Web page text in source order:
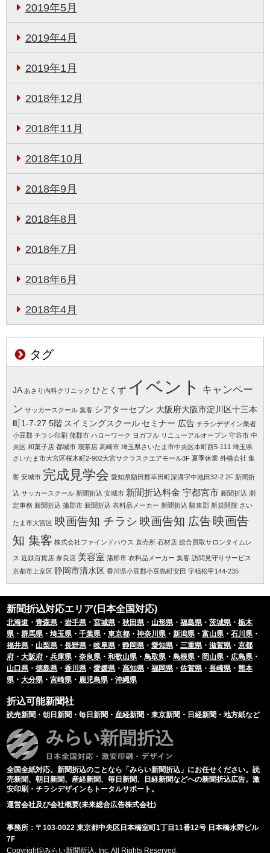
2019年5月
2019年4月
2019年1月
2018年12月
2018年11月
2018年10月
2018年9月
2018年8月
2018年7月
2018年6月
2018年4月
タグ
JA あさり内科クリニック ひとくず イベント
キャンペー
ン サッカースクール 集客 シアターセブン 大阪府大阪市淀川区十三本
町1-7-27 5階 スイミングスクール セミナー 広告 チラシデザイン業者
小豆郡 チラシ印刷 蒲郡市 ハローワーク ヨガフル リニューアルオープン 守谷市 中
央区 和菓子店 都城市 喫茶店 高崎市 埼玉県さいたま市中央区本町西5-111 埼玉県
さいたま市大宮区桜木町2-902大宮サクラスクエアモール3F 夏季休業 外構会社 集
客 安城市 完成見学会 愛知県額田郡幸田町深溝字中池田32-2 2F 新聞折
込 サッカースクール 新聞折込 安城市 新聞折込料金 宇都宮市 新聞折込 測
定事務 新聞折込 蒲郡市 新聞折込 衣料品メーカー 新聞折込 駿東郡 新規開院 さい
たま市大宮区 映画告知 チラシ 映画告知 広告映画告
知 集客 株式会社ファインドハウス 直売所 石材店 総合買取サロンタイムレ
ス 近鉄百貨店 奈良店 美容室 蒲郡市 衣料品メーカー 集客 訪問見守りサービス
京都市上京区 静岡市清水区 香川県小豆郡小豆島町安田 字植松甲144-235
新聞折込対応エリア(日本全国対応)
北海道 ・青森県・岩手県・宮城県・秋田県・ 山形県・福島県・茨城県・栃木
県・群馬県・埼玉県・千葉県・東京都 ・神奈川県・新潟県・富山県・石川県・
福井県・ 山梨県・長野県・岐阜県・静岡県・愛知県・三重県・滋賀県・京都
府 ・大阪府 ・兵庫県・奈良県・和歌山県・鳥取県・島根県・ 岡山県・ 広島県・
山口県・徳島県・香川県・愛媛県・高知県・福岡県・佐賀県・長崎県・熊本
県・大分県・宮崎県・ 鹿児島県・沖縄県
折込可能新聞社
読売新聞・朝日新聞・毎日新聞・産経新聞・東京新聞・日経新聞・地方紙など
全国全紙対応。新聞折込のことなら「みらい新聞折込」にお任せください。読
売新聞、朝日新聞、産経新聞、毎日新聞、日経新聞などへの新聞折込広告。激
安印刷・チラシデザインもトータルサポート。
運営会社及び会社概要(未來総合広告株式会社)
事務所：〒103-0022 東京都中央区日本橋室町1丁目11番12号 日本橋水野ビル
7F
Copyright©みらい新聞折込, Inc. All Rights Reserved.